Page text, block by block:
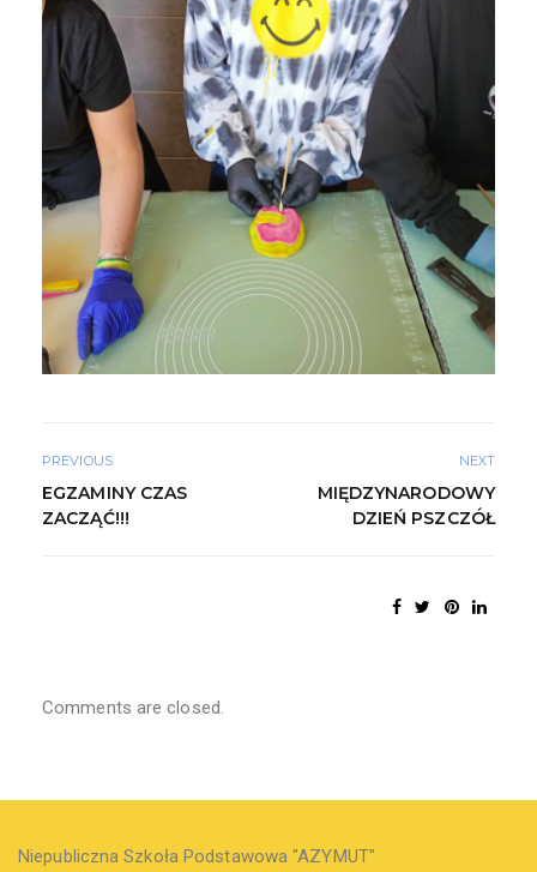
PREVIOUS
EGZAMINY CZAS
ZACZĄĆ!!!
NEXT
MIĘDZYNARODOWY
DZIEŃ PSZCZÓŁ
Comments are closed.
Niepubliczna Szkoła Podstawowa "AZYMUT"